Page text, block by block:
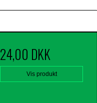
24,00 DKK
Vis produkt